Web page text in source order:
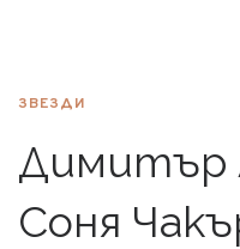
ЗВЕЗДИ
Димитър
Соня